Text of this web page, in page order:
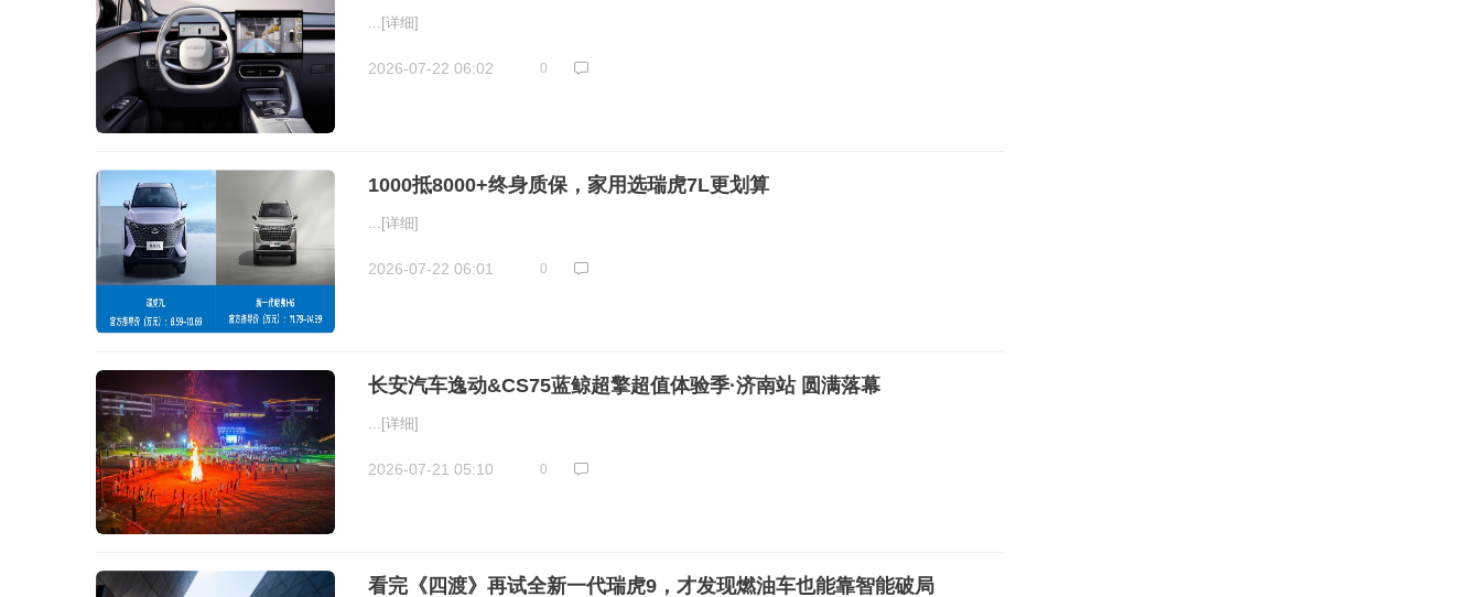
... [详细]
2026-07-22 06:02 0
1000抵8000+终身质保，家用选瑞虎7L更划算
... [详细]
2026-07-22 06:01 0
长安汽车逸动&CS75蓝鲸超擎超值体验季·济南站 圆满落幕
... [详细]
2026-07-21 05:10 0
看完《四渡》再试全新一代瑞虎9，才发现燃油车也能靠智能破局